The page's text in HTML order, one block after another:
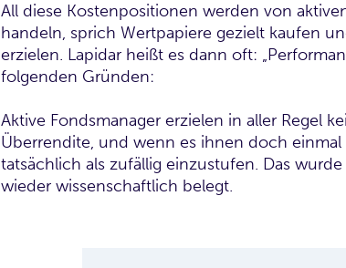
All diese Kostenpositionen werden von
handeln, sprich Wertpapiere gezielt kaufen
erzielen. Lapidar heißt es dann oft:
folgenden Gründen:
Aktive Fondsmanager erzielen in aller Regel
Überrendite, und wenn es ihnen doch
tatsächlich als zufällig einzustufen. Das
wieder wissenschaftlich belegt.